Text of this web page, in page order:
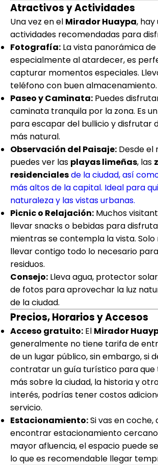
Atractivos y Actividades
Una vez en el Mirador Huaypa, hay
actividades recomendadas para
Fotografía: La vista panorámica de
especialmente al atardecer, es
capturar momentos especiales.
teléfono con buen almacenamiento.
Paseo y Caminata: Puedes
caminata tranquila por la zona. Es
para escapar del bullicio y disfrutar
más natural.
Observación del Paisaje: Desde el
puedes ver las playas limeñas, las
residencialesde la ciudad, así
más altos de la capital. Ideal para
naturaleza y las vistas urbanas.
Picnic o Relajación: Muchos
llevar snacks o bebidas para
mientras se contempla la vista.
llevar contigo todo lo necesario
residuos.
Consejo: Lleva agua, protector
de fotos para aprovechar la luz
de la ciudad.
Precios, Horarios y Accesos
Acceso gratuito: El Mirador
generalmente no tiene tarifa de
de un lugar público, sin embargo, si
contratar un guía turístico para que
más sobre la ciudad, la historia y
interés, podrías tener costos
servicio.
Estacionamiento:Si vas en
encontrar estacionamiento
mayor afluencia, el espacio puede
lo que es recomendable llegar